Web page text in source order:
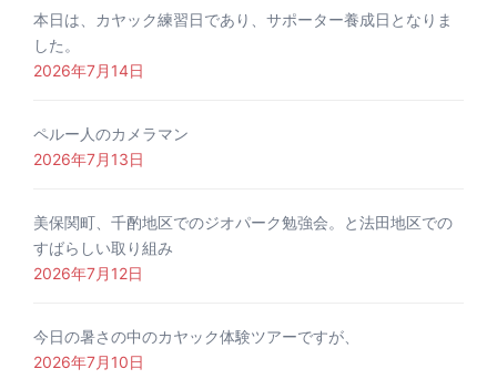
本日は、カヤック練習日であり、サポーター養成日となりま
した。
2026年7月14日
ペルー人のカメラマン
2026年7月13日
美保関町、千酌地区でのジオパーク勉強会。と法田地区での
すばらしい取り組み
2026年7月12日
今日の暑さの中のカヤック体験ツアーですが、
2026年7月10日